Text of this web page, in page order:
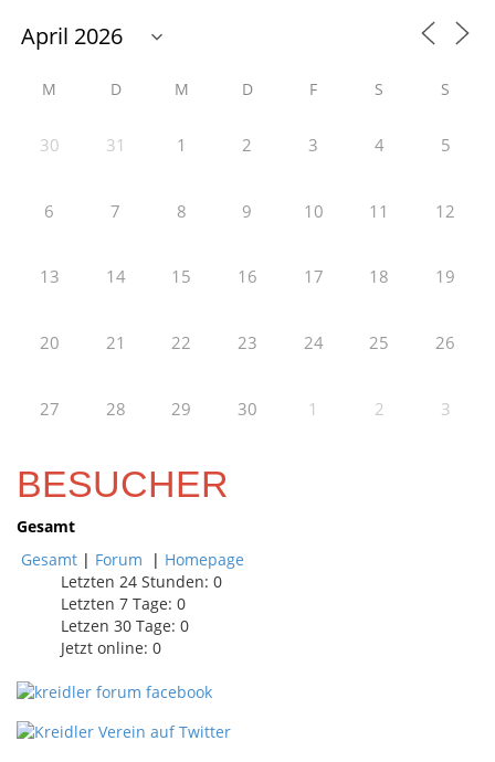
M D M D F S S
30 31 1 2 3 4 5
6 7 8 9 10 11 12
13 14 15 16 17 18 19
20 21 22 23 24 25 26
27 28 29 30 1 2 3
BESUCHER
Gesamt
Gesamt | Forum | Homepage
Letzten 24 Stunden: 0
Letzten 7 Tage: 0
Letzen 30 Tage: 0
Jetzt online: 0